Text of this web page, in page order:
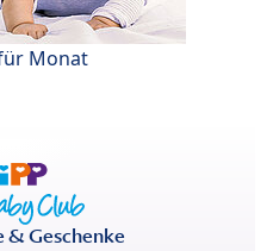
Monat
& Geschenke